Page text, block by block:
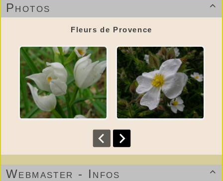

Photos
Fleurs de Provence

Webmaster - Infos